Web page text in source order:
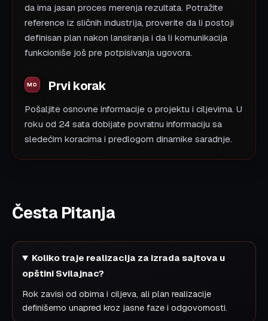
da ima jasan proces merenja rezultata. Potražite
reference iz sličnih industrija, proverite da li postoji
definisan plan nakon lansiranja i da li komunikacija
funkcioniše još pre potpisivanja ugovora.
Prvi korak
Pošaljite osnovne informacije o projektu i ciljevima. U
roku od 24 sata dobijate povratnu informaciju sa
sledećim koracima i predlogom dinamike saradnje.
Česta Pitanja
Koliko traje realizacija za izrada sajtova u
opštini Svilajnac?
Rok zavisi od obima i ciljeva, ali plan realizacije
definišemo unapred kroz jasne faze i odgovornosti.